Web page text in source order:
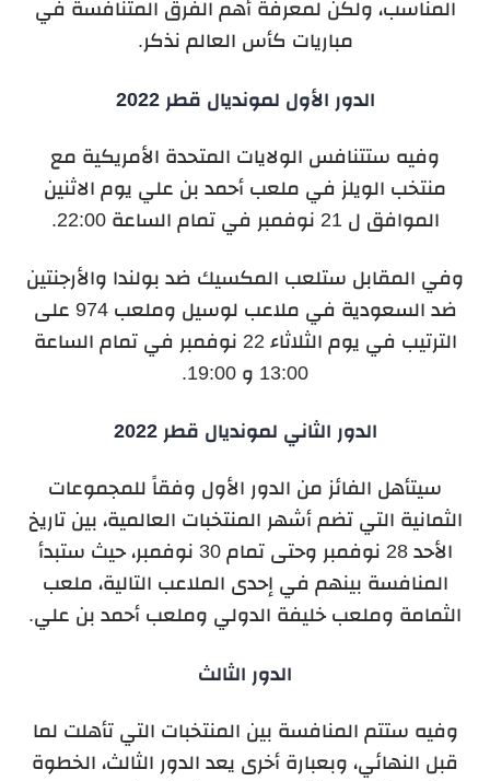
المناسب، ولكن لمعرفة أهم الفرق المتنافسة في
مباريات كأس العالم نذكر.
الدور الأول لمونديال قطر 2022
وفيه ستتنافس الولايات المتحدة الأمريكية مع
منتخب الويلز في ملعب أحمد بن علي يوم الاثنين
الموافق ل 21 نوفمبر في تمام الساعة 22:00.
وفي المقابل ستلعب المكسيك ضد بولندا والأرجنتين
ضد السعودية في ملاعب لوسيل وملعب 974 على
الترتيب في يوم الثلاثاء 22 نوفمبر في تمام الساعة
13:00 و 19:00.
الدور الثاني لمونديال قطر 2022
سيتأهل الفائز من الدور الأول وفقاً للمجموعات
الثمانية التي تضم أشهر المنتخبات العالمية، بين تاريخ
الأحد 28 نوفمبر وحتى تمام 30 نوفمبر، حيث ستبدأ
المنافسة بينهم في إحدى الملاعب التالية، ملعب
الثمامة وملعب خليفة الدولي وملعب أحمد بن علي.
الدور الثالث
وفيه ستتم المنافسة بين المنتخبات التي تأهلت لما
قبل النهائي، وبعبارة أخرى يعد الدور الثالث، الخطوة